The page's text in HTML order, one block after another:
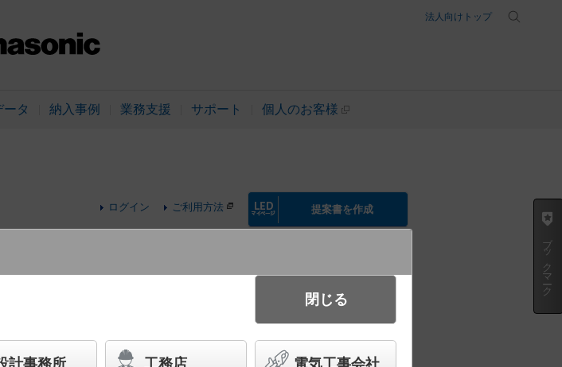
法人向けトップ
ータ 納入事例 業務支援 サポート 個人のお客様
ログイン ご利用方法 提案書を作成
天井埋込型 LED（電球色） 天井反射板ライト 広角タイプ・光
調光タイプ（ライコン別売）／埋込穴φ205 コンパクト形蛍光
器具相当 LED 750形
ブックマーク
計事務所 工務店 電気工事会社
閉じる